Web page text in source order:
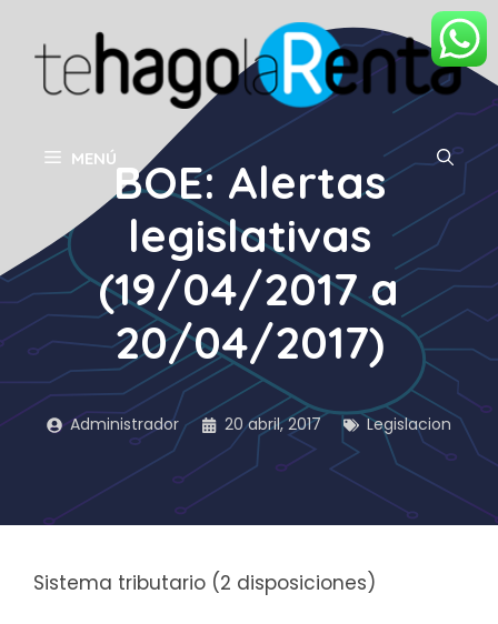
contenido
MENÚBOE: Alertas
legislativas
(19/04/2017 a
20/04/2017)
Administrador 20 abril, 2017 Legislacion
Sistema tributario (2 disposiciones)